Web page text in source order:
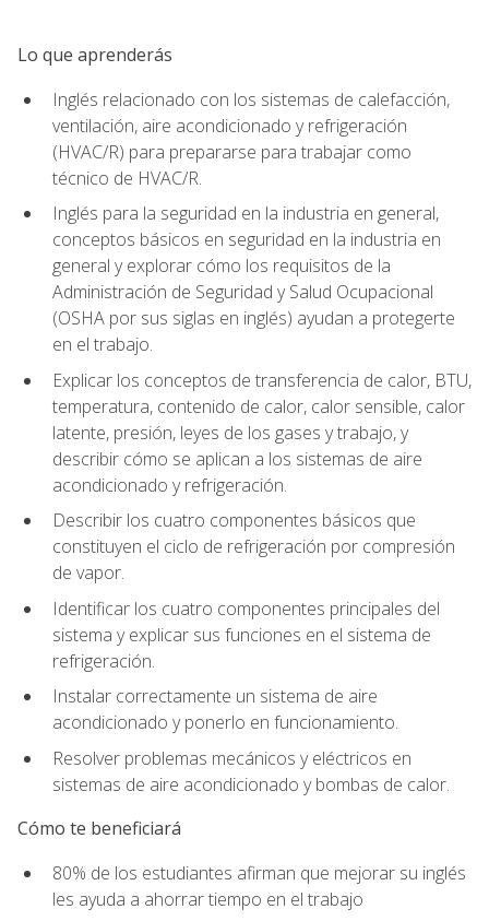
Lo que aprenderás
Inglés relacionado con los sistemas de calefacción,
ventilación, aire acondicionado y refrigeración
(HVAC/R) para prepararse para trabajar como
técnico de HVAC/R.
Inglés para la seguridad en la industria en general,
conceptos básicos en seguridad en la industria en
general y explorar cómo los requisitos de la
Administración de Seguridad y Salud Ocupacional
(OSHA por sus siglas en inglés) ayudan a protegerte
en el trabajo.
Explicar los conceptos de transferencia de calor, BTU,
temperatura, contenido de calor, calor sensible, calor
latente, presión, leyes de los gases y trabajo, y
describir cómo se aplican a los sistemas de aire
acondicionado y refrigeración.
Describir los cuatro componentes básicos que
constituyen el ciclo de refrigeración por compresión
de vapor.
Identificar los cuatro componentes principales del
sistema y explicar sus funciones en el sistema de
refrigeración.
Instalar correctamente un sistema de aire
acondicionado y ponerlo en funcionamiento.
Resolver problemas mecánicos y eléctricos en
sistemas de aire acondicionado y bombas de calor.
Cómo te beneficiará
80% de los estudiantes afirman que mejorar su inglés
les ayuda a ahorrar tiempo en el trabajo